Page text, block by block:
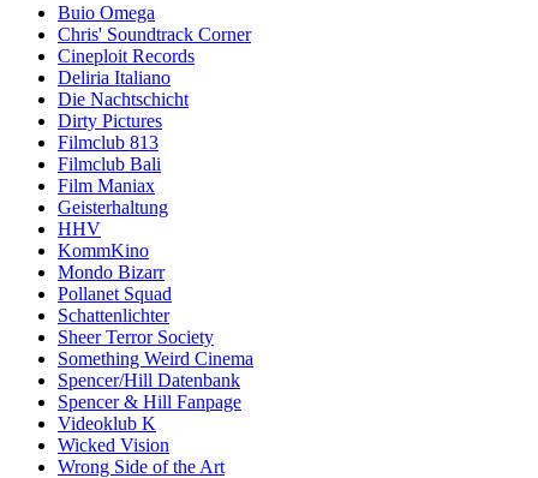
Buio Omega
Chris' Soundtrack Corner
Cineploit Records
Deliria Italiano
Die Nachtschicht
Dirty Pictures
Filmclub 813
Filmclub Bali
Film Maniax
Geisterhaltung
HHV
KommKino
Mondo Bizarr
Pollanet Squad
Schattenlichter
Sheer Terror Society
Something Weird Cinema
Spencer/Hill Datenbank
Spencer & Hill Fanpage
Videoklub K
Wicked Vision
Wrong Side of the Art